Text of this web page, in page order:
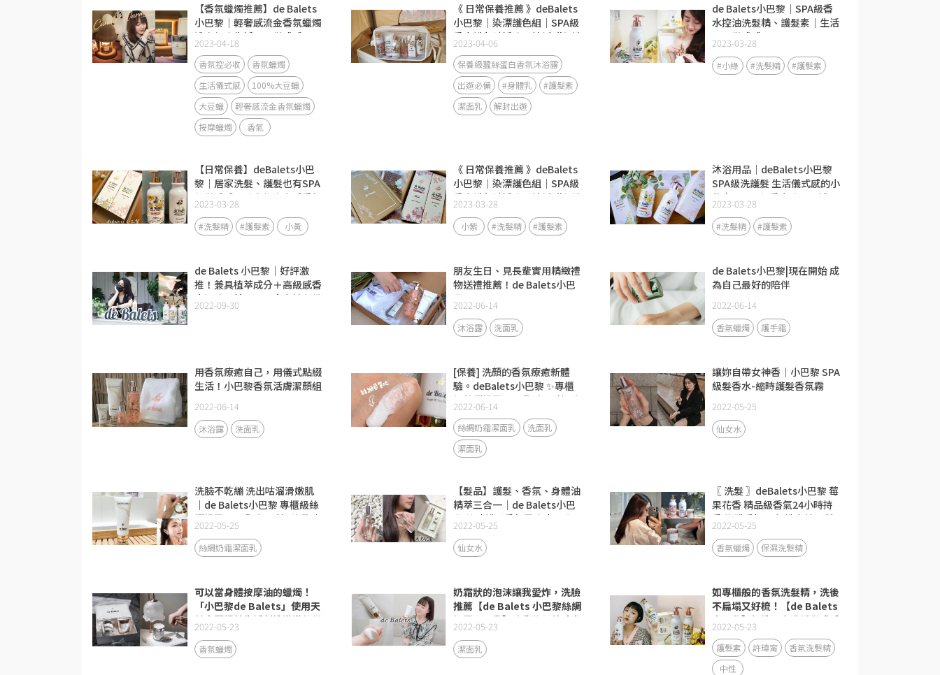
【香氛蠟燭推薦】de Balets
小巴黎｜輕奢感流金香氛蠟燭
禮盒組｜生活需要儀式感
2023-04-18
香氛控必收
香氛蠟燭
生活儀式感
100%大豆蠟
大豆蠟
輕奢感流金香氛蠟燭
按摩蠟燭
香氣
《 日常保養推薦 》deBalets
小巴黎｜染漂護色組｜SPA級
香水護色賦活洗髮精(小紫)-淡
雅晚香｜SPA級香水修復護髮
素-莓果花香｜SPA級頭皮護
理｜從頭皮到每一根髮絲都好
享受～
2023-04-06
保養級蠶絲蛋白香氛沐浴露
出遊必備
#身體乳
#護髮素
潔面乳
解封出遊
de Balets小巴黎｜SPA級香
水控油洗髮精、護髮素｜生活
需要儀式感
2023-03-28
#小綠 #洗髮精 #護髮素
【日常保養】deBalets小巴
黎｜居家洗髮、護髮也有SPA
級儀式感，洗完後少女感香氛
延續
2023-03-28
#洗髮精 #護髮素 小黃
《 日常保養推薦 》deBalets
小巴黎｜染漂護色組｜SPA級
香水護色賦活洗髮精(小紫)-淡
雅晚香｜SPA級香水修復護髮
素-莓果花香｜SPA級頭皮護
理｜從頭皮到每一根髮絲都好
2023-03-28
小紫 #洗髮精 #護髮素
沐浴用品｜deBalets小巴黎
SPA級洗護髮 生活儀式感的小
秘密，SPA級香水洗髮、護髮
推薦！
2023-03-28
#洗髮精 #護髮素
de Balets 小巴黎｜好評激
推！兼具植萃成分＋高級感香
水調洗髮精，回頭率女神必備
～❤
2022-09-30
朋友生日、見長輩實用精緻禮
物送禮推薦！de Balets小巴
黎
2022-06-14
沐浴露 洗面乳
de Balets小巴黎|現在開始 成
為自己最好的陪伴
2022-06-14
香氛蠟燭 護手霜
用香氛療癒自己，用儀式點綴
生活！小巴黎香氛活膚潔顏組
2022-06-14
沐浴露 洗面乳
[保養] 洗顏的香氛療癒新體
驗。deBalets小巴黎 ✨專櫃
級絲綢奶霜潔面乳-鼠尾草&海
鹽
2022-06-14
絲綢奶霜潔面乳
洗面乳
潔面乳
讓妳自帶女神香｜小巴黎 SPA
級髮香水-縮時護髮香氛霧
2022-05-25
仙女水
洗臉不乾繃 洗出咕溜滑嫩肌
｜de Balets小巴黎 專櫃級絲
綢奶霜潔面乳 鼠尾草&海鹽｜
洗面乳推薦
2022-05-25
絲綢奶霜潔面乳
【髮品】護髮、香氛、身體油
精萃三合一｜de Balets小巴
黎 縮時護髮香氛霧｜小巴黎
仙女水開箱｜ 打造香氛生活
的儀式感！
2022-05-25
仙女水
〖 洗髮 〗deBalets小巴黎 莓
果花香 精品級香氣24小時持
香 修護受損髮 打造女神髮質
｜開箱
2022-05-25
香氛蠟燭 保濕洗髮精
可以當身體按摩油的蠟燭！
「小巴黎de Balets」使用天
然大豆蠟替生活創造滿滿的儀
式感
2022-05-23
香氛蠟燭
奶霜狀的泡沫讓我愛炸，洗臉
推薦【de Balets 小巴黎絲綢
奶霜潔面乳】讓我的保養時光
處處充滿儀式感！
2022-05-23
潔面乳
如專櫃般的香氛洗髮精，洗後
不扁塌又好梳！【de Balets
小巴黎】打造居家洗護儀式感
2022-05-23
護髮素 許瑋甯
香氛洗髮精
中性